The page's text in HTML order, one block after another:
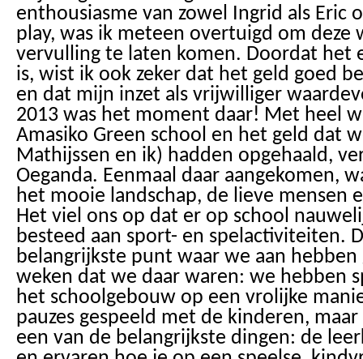
enthousiasme van zowel Ingrid als Eric
play, was ik meteen overtuigd om deze
vervulling te laten komen. Doordat het
is, wist ik ook zeker dat het geld goed
en dat mijn inzet als vrijwilliger
2013 was het moment daar! Met heel
Amasiko Green school en het geld dat
Mathijssen en ik) hadden opgehaald,
Oeganda. Eenmaal daar aangekomen,
het mooie landschap, de lieve mensen
Het viel ons op dat er op school
besteed aan sport- en spelactiviteiten.
belangrijkste punt waar we aan
weken dat we daar waren: we hebben
het schoolgebouw op een vrolijke
pauzes gespeeld met de kinderen,
een van de belangrijkste dingen: de